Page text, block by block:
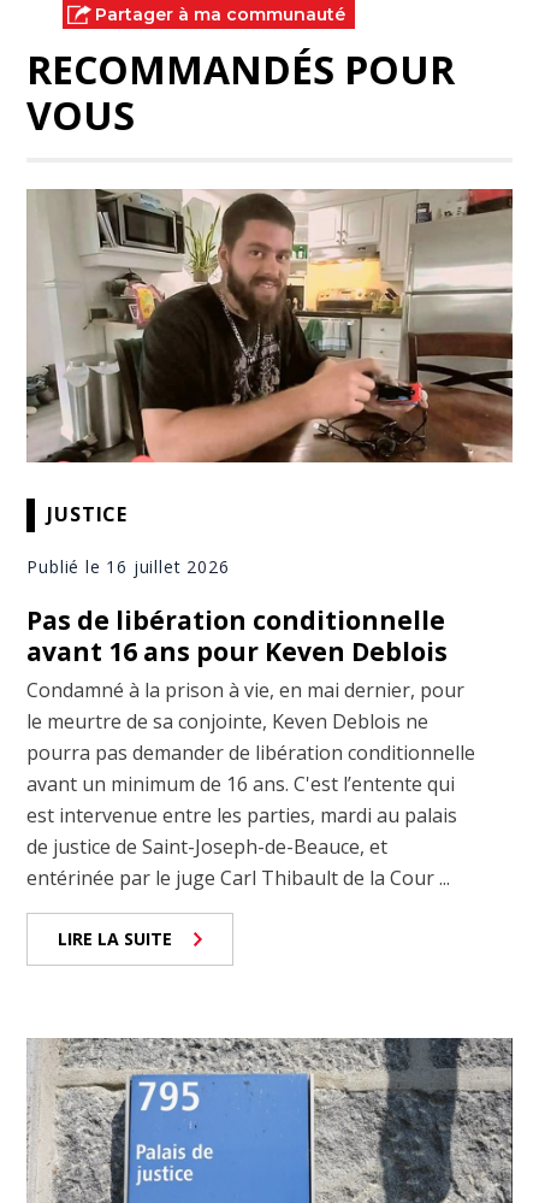
Partager à ma communauté
RECOMMANDÉS POUR
VOUS
JUSTICE
Publié le 16 juillet 2026
Pas de libération conditionnelle
avant 16 ans pour Keven Deblois
Condamné à la prison à vie, en mai dernier, pour
le meurtre de sa conjointe, Keven Deblois ne
pourra pas demander de libération conditionnelle
avant un minimum de 16 ans. C'est l’entente qui
est intervenue entre les parties, mardi au palais
de justice de Saint-Joseph-de-Beauce, et
entérinée par le juge Carl Thibault de la Cour ...
LIRE LA SUITE